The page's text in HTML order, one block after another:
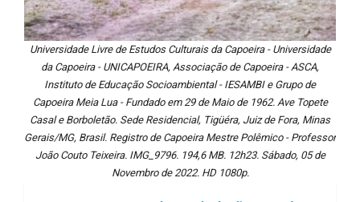
Universidade Livre de Estudos Culturais da Capoeira - Universidade
da Capoeira - UNICAPOEIRA, Associação de Capoeira - ASCA,
Instituto de Educação Socioambiental - IESAMBI e Grupo de
Capoeira Meia Lua - Fundado em 29 de Maio de 1962. Ave Topete
Casal e Borboletão. Sede Residencial, Tigüéra, Juiz de Fora, Minas
Gerais/MG, Brasil. Registro de Capoeira Mestre Polêmico - Professor
João Couto Teixeira. IMG_9796. 194,6 MB. 12h23. Sábado, 05 de
Novembro de 2022. HD 1080p.